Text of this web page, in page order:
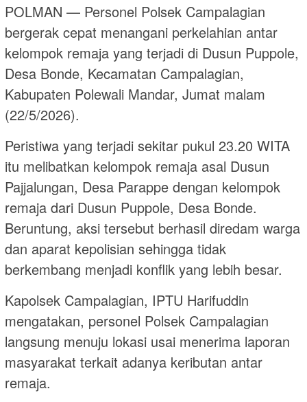
POLMAN — Personel Polsek Campalagian
bergerak cepat menangani perkelahian antar
kelompok remaja yang terjadi di Dusun Puppole,
Desa Bonde, Kecamatan Campalagian,
Kabupaten Polewali Mandar, Jumat malam
(22/5/2026).
Peristiwa yang terjadi sekitar pukul 23.20 WITA
itu melibatkan kelompok remaja asal Dusun
Pajjalungan, Desa Parappe dengan kelompok
remaja dari Dusun Puppole, Desa Bonde.
Beruntung, aksi tersebut berhasil diredam warga
dan aparat kepolisian sehingga tidak
berkembang menjadi konflik yang lebih besar.
Kapolsek Campalagian, IPTU Harifuddin
mengatakan, personel Polsek Campalagian
langsung menuju lokasi usai menerima laporan
masyarakat terkait adanya keributan antar
remaja.